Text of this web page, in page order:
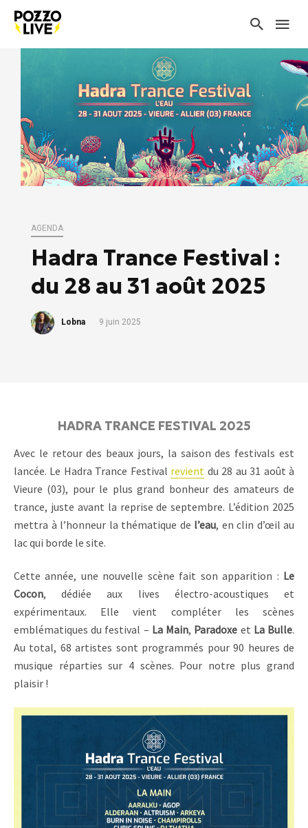
AGENDA
Hadra Trance Festival :
du 28 au 31 août 2025
Lobna 9 juin 2025
HADRA TRANCE FESTIVAL 2025
Avec le retour des beaux jours, la saison des festivals est
lancée. Le Hadra Trance Festival revient du 28 au 31 août à
Vieure (03), pour le plus grand bonheur des amateurs de
trance, juste avant la reprise de septembre. L’édition 2025
mettra à l’honneur la thématique de l’eau, en clin d’œil au
lac qui borde le site.
Cette année, une nouvelle scène fait son apparition : Le
Cocon, dédiée aux lives électro-acoustiques et
expérimentaux. Elle vient compléter les scènes
emblématiques du festival – La Main, Paradoxe et La Bulle.
Au total, 68 artistes sont programmés pour 90 heures de
musique réparties sur 4 scènes. Pour notre plus grand
plaisir !